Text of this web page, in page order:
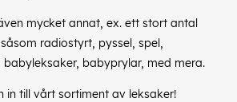
mycket annat, ex. ett stort antal
radiostyrt, pyssel, spel,
babyleksaker, babyprylar, med mera.
in till vårt sortiment av leksaker!